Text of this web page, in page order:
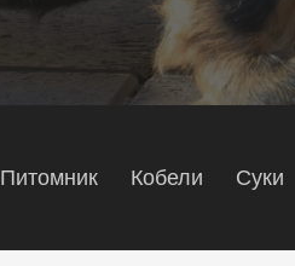
Питомник Кобели Суки